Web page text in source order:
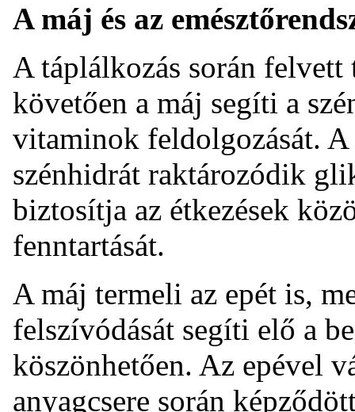
A máj és az
A táplálkozás során
követően a máj segíti a
vitaminok feldolgozását.
szénhidrát raktározódik
biztosítja az étkezések
fenntartását.
A máj termeli az epét is,
felszívódását segíti elő a
köszönhetően. Az epével
anyagcsere során